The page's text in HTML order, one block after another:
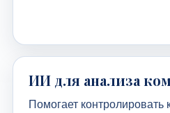
ИИ для анализа
Помогает контролировать